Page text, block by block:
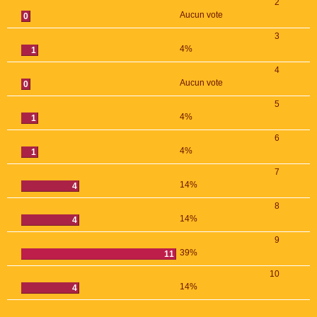
2
0
Aucun vote
3
1
4%
4
0
Aucun vote
5
1
4%
6
1
4%
7
4
14%
8
4
14%
9
11 39%
10
4
14%